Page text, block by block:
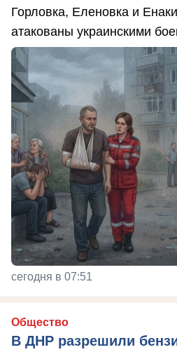
Горловка, Еленовка и
атакованы украинскими
сегодня в 07:51
Общество
В ДНР разрешили